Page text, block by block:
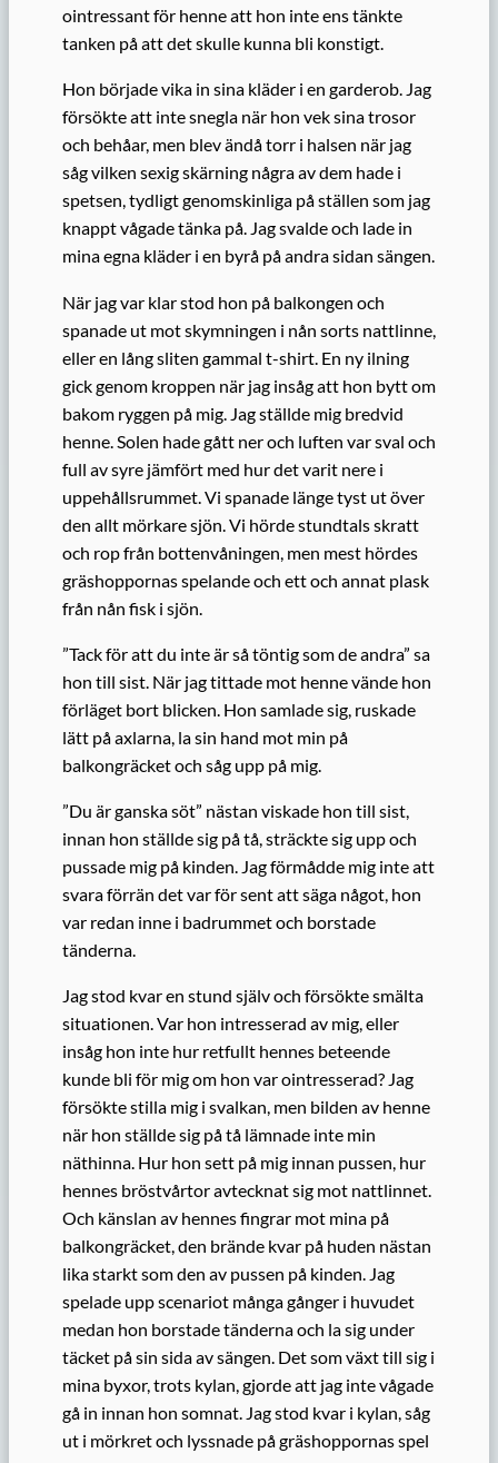
ointressant för henne att hon inte ens tänkte
tanken på att det skulle kunna bli konstigt.
Hon började vika in sina kläder i en garderob. Jag
försökte att inte snegla när hon vek sina trosor
och behåar, men blev ändå torr i halsen när jag
såg vilken sexig skärning några av dem hade i
spetsen, tydligt genomskinliga på ställen som jag
knappt vågade tänka på. Jag svalde och lade in
mina egna kläder i en byrå på andra sidan sängen.
När jag var klar stod hon på balkongen och
spanade ut mot skymningen i nån sorts nattlinne,
eller en lång sliten gammal t-shirt. En ny ilning
gick genom kroppen när jag insåg att hon bytt om
bakom ryggen på mig. Jag ställde mig bredvid
henne. Solen hade gått ner och luften var sval och
full av syre jämfört med hur det varit nere i
uppehållsrummet. Vi spanade länge tyst ut över
den allt mörkare sjön. Vi hörde stundtals skratt
och rop från bottenvåningen, men mest hördes
gräshoppornas spelande och ett och annat plask
från nån fisk i sjön.
”Tack för att du inte är så töntig som de andra” sa
hon till sist. När jag tittade mot henne vände hon
förläget bort blicken. Hon samlade sig, ruskade
lätt på axlarna, la sin hand mot min på
balkongräcket och såg upp på mig.
”Du är ganska söt” nästan viskade hon till sist,
innan hon ställde sig på tå, sträckte sig upp och
pussade mig på kinden. Jag förmådde mig inte att
svara förrän det var för sent att säga något, hon
var redan inne i badrummet och borstade
tänderna.
Jag stod kvar en stund själv och försökte smälta
situationen. Var hon intresserad av mig, eller
insåg hon inte hur retfullt hennes beteende
kunde bli för mig om hon var ointresserad? Jag
försökte stilla mig i svalkan, men bilden av henne
när hon ställde sig på tå lämnade inte min
näthinna. Hur hon sett på mig innan pussen, hur
hennes bröstvårtor avtecknat sig mot nattlinnet.
Och känslan av hennes fingrar mot mina på
balkongräcket, den brände kvar på huden nästan
lika starkt som den av pussen på kinden. Jag
spelade upp scenariot många gånger i huvudet
medan hon borstade tänderna och la sig under
täcket på sin sida av sängen. Det som växt till sig i
mina byxor, trots kylan, gjorde att jag inte vågade
gå in innan hon somnat. Jag stod kvar i kylan, såg
ut i mörkret och lyssnade på gräshoppornas spel